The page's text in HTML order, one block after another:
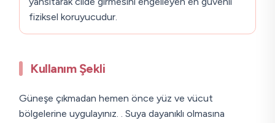
fiziksel koruyucudur.
Kullanım Şekli
Güneşe çıkmadan hemen önce yüz ve vücut
bölgelerine uygulayınız. . Suya dayanıklı olmasına